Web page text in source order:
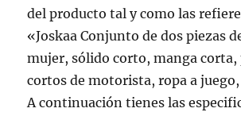
del producto tal y como las
«Joskaa Conjunto de dos piezas
mujer, sólido corto, manga corta,
cortos de motorista, ropa a
A continuación tienes las